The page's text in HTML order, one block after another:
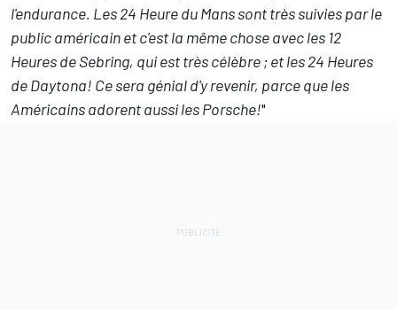
l'endurance. Les 24 Heure du Mans sont très suivies par le
public américain et c'est la même chose avec les 12
Heures de Sebring, qui est très célèbre ; et les 24 Heures
de Daytona! Ce sera génial d'y revenir, parce que les
Américains adorent aussi les Porsche!"